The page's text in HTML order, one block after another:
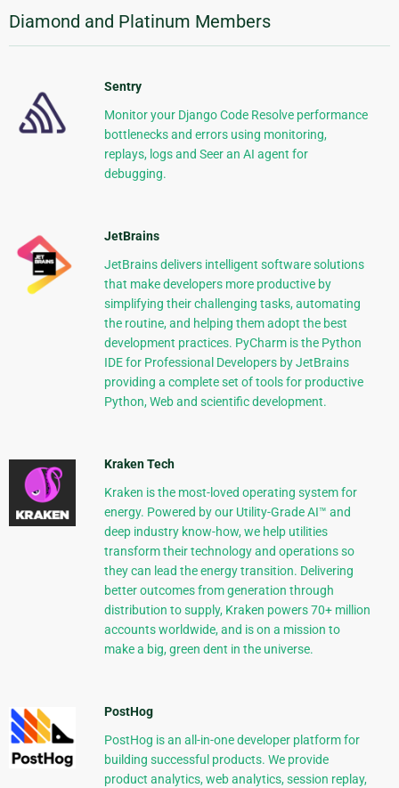
Diamond and Platinum Members
Sentry
Monitor your Django Code Resolve performance
bottlenecks and errors using monitoring,
replays, logs and Seer an AI agent for
debugging.
JetBrains
JetBrains delivers intelligent software solutions
that make developers more productive by
simplifying their challenging tasks, automating
the routine, and helping them adopt the best
development practices. PyCharm is the Python
IDE for Professional Developers by JetBrains
providing a complete set of tools for productive
Python, Web and scientific development.
Kraken Tech
Kraken is the most-loved operating system for
energy. Powered by our Utility-Grade AI™ and
deep industry know-how, we help utilities
transform their technology and operations so
they can lead the energy transition. Delivering
better outcomes from generation through
distribution to supply, Kraken powers 70+ million
accounts worldwide, and is on a mission to
make a big, green dent in the universe.
PostHog
PostHog is an all-in-one developer platform for
building successful products. We provide
product analytics, web analytics, session replay,